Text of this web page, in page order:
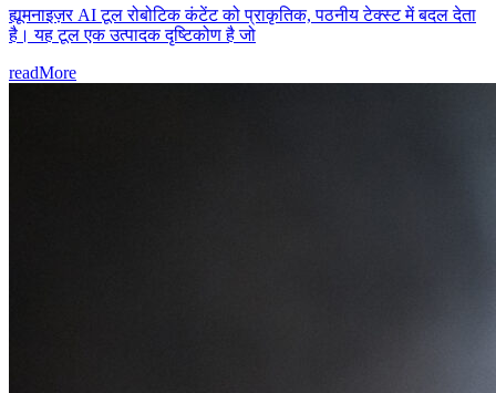
ह्यूमनाइज़र AI टूल रोबोटिक कंटेंट को प्राकृतिक, पठनीय टेक्स्ट में बदल देता
है। यह टूल एक उत्पादक दृष्टिकोण है जो
readMore